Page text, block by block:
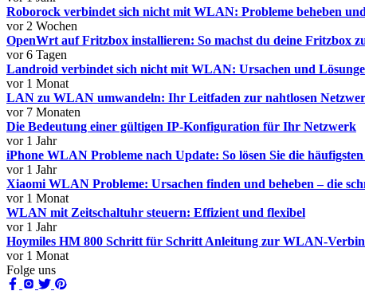
Roborock verbindet sich nicht mit WLAN: Probleme beheben
vor 2 Wochen
OpenWrt auf Fritzbox installieren: So machst du deine Fritzbox
vor 6 Tagen
Landroid verbindet sich nicht mit WLAN: Ursachen und
vor 1 Monat
LAN zu WLAN umwandeln: Ihr Leitfaden zur nahtlosen
vor 7 Monaten
Die Bedeutung einer gültigen IP-Konfiguration für Ihr Netzwerk
vor 1 Jahr
iPhone WLAN Probleme nach Update: So lösen Sie die
vor 1 Jahr
Xiaomi WLAN Probleme: Ursachen finden und beheben – die
vor 1 Monat
WLAN mit Zeitschaltuhr steuern: Effizient und flexibel
vor 1 Jahr
Hoymiles HM 800 Schritt für Schritt Anleitung zur WLAN-
vor 1 Monat
Folge uns